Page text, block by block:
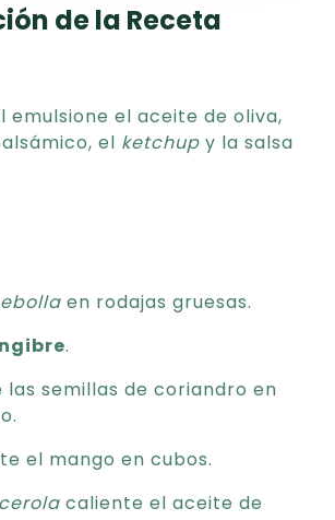
de la Receta
emulsione el aceite de oliva,
el ketchup y la salsa
en rodajas gruesas.
.
las semillas de coriandro en
el mango en cubos.
caliente el aceite de